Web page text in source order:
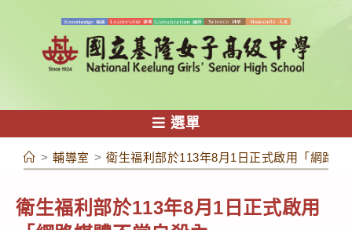
容
選單
> 輔導室 > 衛生福利部於113年8月1日正式啟用「網路媒
衛生福利部於113年8月1日正式啟用